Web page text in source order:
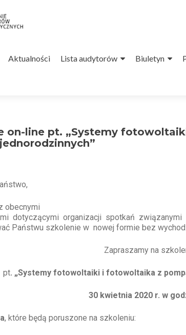
Aktualności Lista audytorów Biuletyn
on-line pt. „Systemy
obecnymi
dotyczącymi organizacji spotkań
Państwu szkolenie w nowej formie bez
Zapraszamy na
pt. „Systemy fotowoltaiki i fotowoltaika z
30 kwietnia 2020 r. w
, które będą poruszone na szkoleniu: